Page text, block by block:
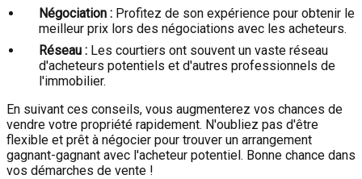
Négociation : Profitez de son expérience pour obtenir le
meilleur prix lors des négociations avec les acheteurs.
Réseau : Les courtiers ont souvent un vaste réseau
d'acheteurs potentiels et d'autres professionnels de
l'immobilier.
En suivant ces conseils, vous augmenterez vos chances de
vendre votre propriété rapidement. N'oubliez pas d'être
flexible et prêt à négocier pour trouver un arrangement
gagnant-gagnant avec l'acheteur potentiel. Bonne chance dans
vos démarches de vente !